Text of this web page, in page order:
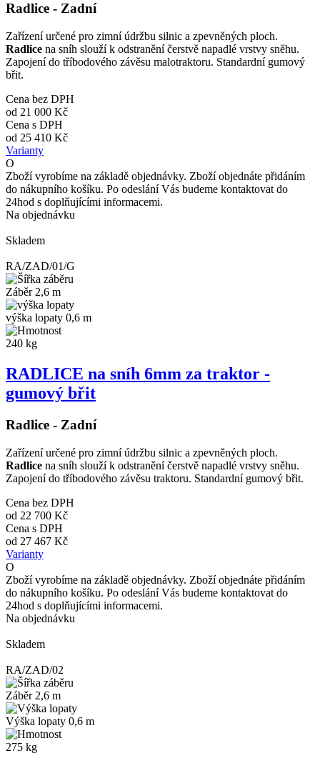
Radlice - Zadní
Zařízení určené pro zimní údržbu silnic a zpevněných ploch.
Radlice na sníh slouží k odstranění čerstvě napadlé vrstvy sněhu.
Zapojení do tříbodového závěsu malotraktoru. Standardní gumový
břit.
Cena bez DPH
od 21 000 Kč
Cena s DPH
od 25 410 Kč
Varianty
O
Zboží vyrobíme na základě objednávky. Zboží objednáte přidáním
do nákupního košíku. Po odeslání Vás budeme kontaktovat do
24hod s doplňujícími informacemi.
Na objednávku
Skladem
RA/ZAD/01/G
Záběr 2,6 m
výška lopaty 0,6 m
240 kg
RADLICE na sníh 6mm za traktor -
gumový břit
Radlice - Zadní
Zařízení určené pro zimní údržbu silnic a zpevněných ploch.
Radlice na sníh slouží k odstranění čerstvě napadlé vrstvy sněhu.
Zapojení do tříbodového závěsu traktoru. Standardní gumový břit.
Cena bez DPH
od 22 700 Kč
Cena s DPH
od 27 467 Kč
Varianty
O
Zboží vyrobíme na základě objednávky. Zboží objednáte přidáním
do nákupního košíku. Po odeslání Vás budeme kontaktovat do
24hod s doplňujícími informacemi.
Na objednávku
Skladem
RA/ZAD/02
Záběr 2,6 m
Výška lopaty 0,6 m
275 kg